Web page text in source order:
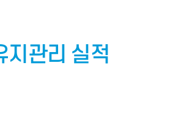
지관리 실적